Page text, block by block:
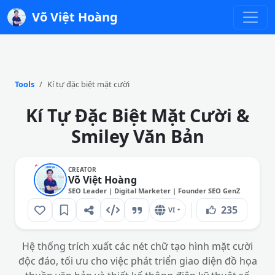
Võ Việt Hoàng
Tools Kí tự đặc biệt mặt cười
Kí Tự Đặc Biệt Mặt Cười &
Smiley Văn Bản
CREATOR
Võ Việt Hoàng
SEO Leader | Digital Marketer | Founder SEO GenZ
VI 235
Hệ thống trích xuất các nét chữ tạo hình mặt cười
độc đáo, tối ưu cho việc phát triển giao diện đồ họa